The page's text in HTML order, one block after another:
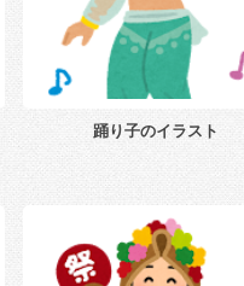
踊り子のイラスト